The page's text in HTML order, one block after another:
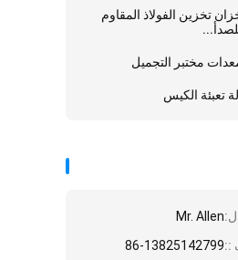
تخزين الفولاذ المقاوم
مختبر التجميل
تعبئة الكيس
Mr. Allen
::
86-13825142799